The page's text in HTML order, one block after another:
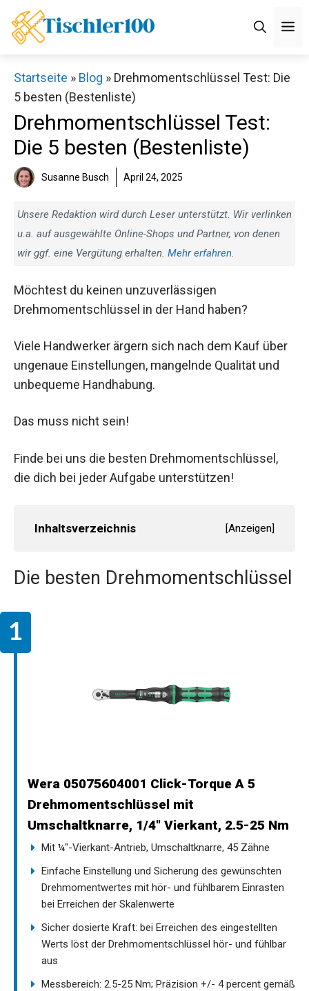
Zum
Inhalt
springen
Startseite » Blog » Drehmomentschlüssel Test: Die
5 besten (Bestenliste)
Drehmomentschlüssel Test:
Die 5 besten (Bestenliste)
Susanne Busch April 24, 2025
Unsere Redaktion wird durch Leser unterstützt. Wir verlinken
u.a. auf ausgewählte Online-Shops und Partner, von denen
wir ggf. eine Vergütung erhalten. Mehr erfahren.
Möchtest du keinen unzuverlässigen
Drehmomentschlüssel in der Hand haben?
Viele Handwerker ärgern sich nach dem Kauf über
ungenaue Einstellungen, mangelnde Qualität und
unbequeme Handhabung.
Das muss nicht sein!
Finde bei uns die besten Drehmomentschlüssel,
die dich bei jeder Aufgabe unterstützen!
Inhaltsverzeichnis [Anzeigen]
Die besten Drehmomentschlüssel
Wera 05075604001 Click-Torque A 5
Drehmomentschlüssel mit
Umschaltknarre, 1/4" Vierkant, 2.5-25 Nm
Mit ¼"-Vierkant-Antrieb, Umschaltknarre, 45 Zähne
Einfache Einstellung und Sicherung des gewünschten
Drehmomentwertes mit hör- und fühlbarem Einrasten
bei Erreichen der Skalenwerte
Sicher dosierte Kraft: bei Erreichen des eingestellten
Werts löst der Drehmomentschlüssel hör- und fühlbar
aus
Messbereich: 2.5-25 Nm; Präzision +/- 4 percent gemäß